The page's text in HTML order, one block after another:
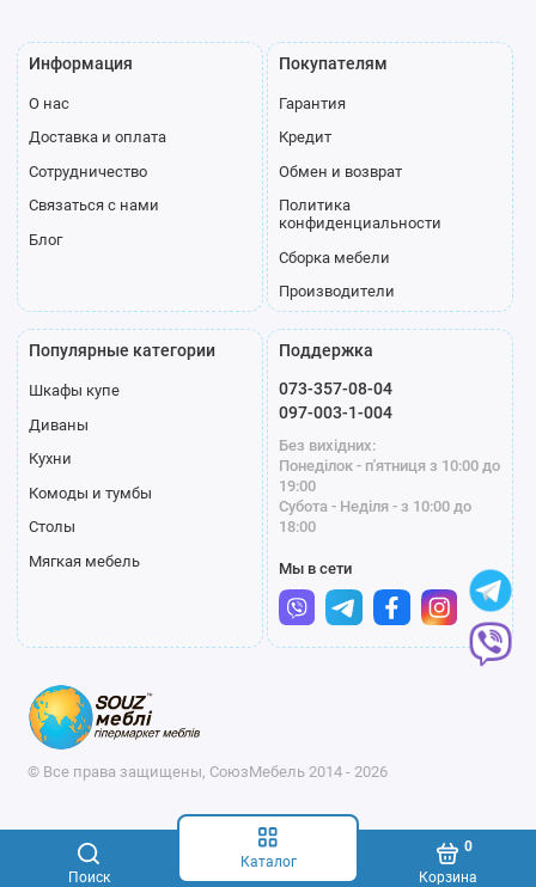
Поиск
Каталог
Корзина
0
Информация
О нас
Доставка и оплата
Сотрудничество
Связаться с нами
Блог
Покупателям
Гарантия
Кредит
Обмен и возврат
Политика
конфиденциальности
Сборка мебели
Производители
Популярные категории
Шкафы купе
Диваны
Кухни
Комоды и тумбы
Столы
Мягкая мебель
Поддержка
073-357-08-04
097-003-1-004
Без вихідних:
Понеділок - п'ятниця з 10:00 до
19:00
Субота - Неділя - з 10:00 до
18:00
Мы в сети
© Все права защищены, СоюзМебель 2014 - 2026